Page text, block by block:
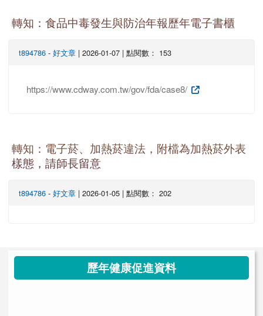
轉知：食品中毒發生與防治年報歷年電子書櫃
t894786 - 好文章 | 2026-01-07 | 點閱數： 153
https://www.cdway.com.tw/gov/fda/case8/
轉知：電子菸、加熱菸違法，附檔為加熱菸外表
樣態，請師長留意
t894786 - 好文章 | 2026-01-05 | 點閱數： 202
左邊區域內容歷年健康促進資料